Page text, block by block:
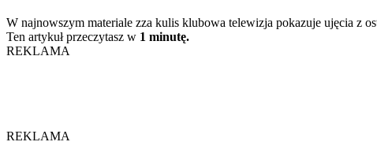
W najnowszym materiale zza kulis klubowa telewizja pokazuje ujęcia z
Ten artykuł przeczytasz w 1 minutę.
REKLAMA
REKLAMA